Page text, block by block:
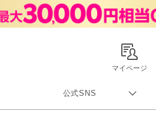
マイページ
公式SNS